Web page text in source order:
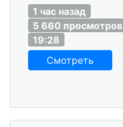
1 час назад
5 660 просмотров
19:28
Смотреть